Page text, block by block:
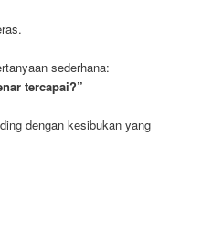
sederhana:
tercapai?”
dengan kesibukan yang